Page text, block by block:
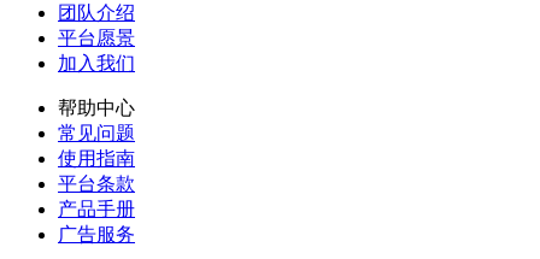
团队介绍
平台愿景
加入我们
帮助中心
常见问题
使用指南
平台条款
产品手册
广告服务